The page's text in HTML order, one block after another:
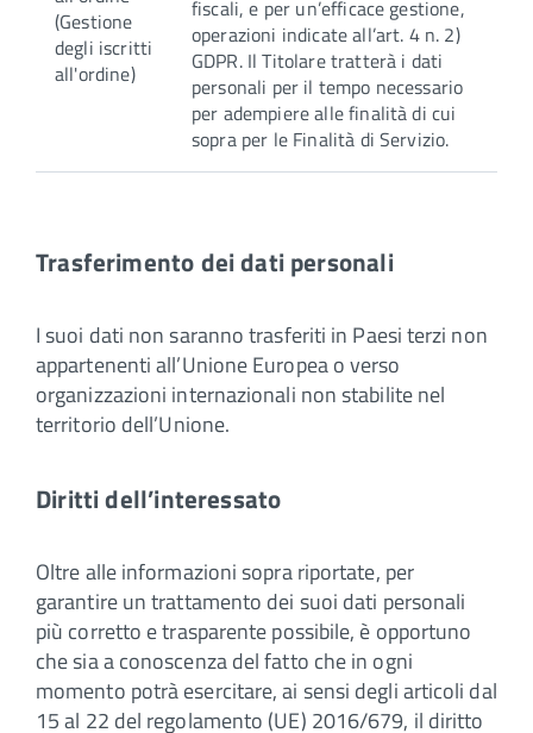
(Gestione
degli iscritti
all'ordine)
fiscali, e per un’efficace gestione,
operazioni indicate all’art. 4 n. 2)
GDPR. Il Titolare tratterà i dati
personali per il tempo necessario
per adempiere alle finalità di cui
sopra per le Finalità di Servizio.
Trasferimento dei dati personali
I suoi dati non saranno trasferiti in Paesi terzi non
appartenenti all’Unione Europea o verso
organizzazioni internazionali non stabilite nel
territorio dell’Unione.
Diritti dell’interessato
Oltre alle informazioni sopra riportate, per
garantire un trattamento dei suoi dati personali
più corretto e trasparente possibile, è opportuno
che sia a conoscenza del fatto che in ogni
momento potrà esercitare, ai sensi degli articoli dal
15 al 22 del regolamento (UE) 2016/679, il diritto